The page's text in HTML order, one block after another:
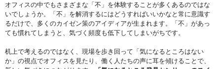
オフィスの中でもさまざまな「不」を体験することが多くあるのではな
いでしょうか。「不」を解消するにはどうすればいいかなと常に意識す
るだけで、多くのカイゼン策のアイディアが生まれます。「不」があっ
ても慣れてしまうと、気づく頻度も低下してしまいがちです。
机上で考えるのではなく、現場を歩き回って「気になるところはない
か」の視点でオフィスを見たり、働く人たちの声に耳を傾けることで、